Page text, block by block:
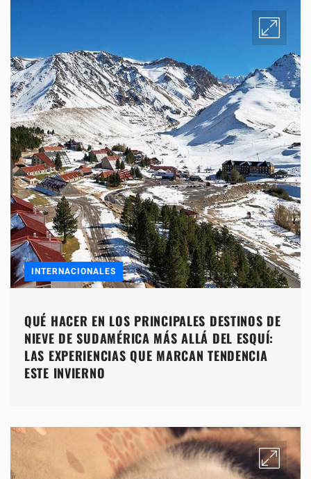
INTERNACIONALES
QUÉ HACER EN LOS PRINCIPALES DESTINOS DE
NIEVE DE SUDAMÉRICA MÁS ALLÁ DEL ESQUÍ:
LAS EXPERIENCIAS QUE MARCAN TENDENCIA
ESTE INVIERNO